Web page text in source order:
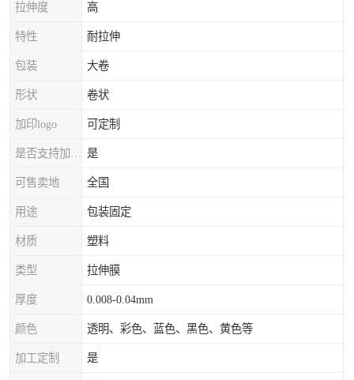
拉伸度 高
特性 耐拉伸
包装 大卷
形状 卷状
加印logo 可定制
是
可售卖地 全国
用途 包装固定
材质 塑料
类型 拉伸膜
厚度 0.008-0.04mm
颜色 透明、彩色、蓝色、黑色、黄色等
加工定制 是